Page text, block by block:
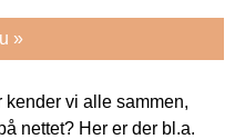
»
vi alle sammen,
nettet? Her er der bl.a.